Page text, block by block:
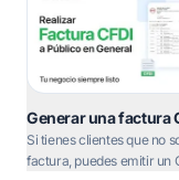
Generar una factura
Público en General en
X
Si tienes clientes que no
factura, puedes emitir un